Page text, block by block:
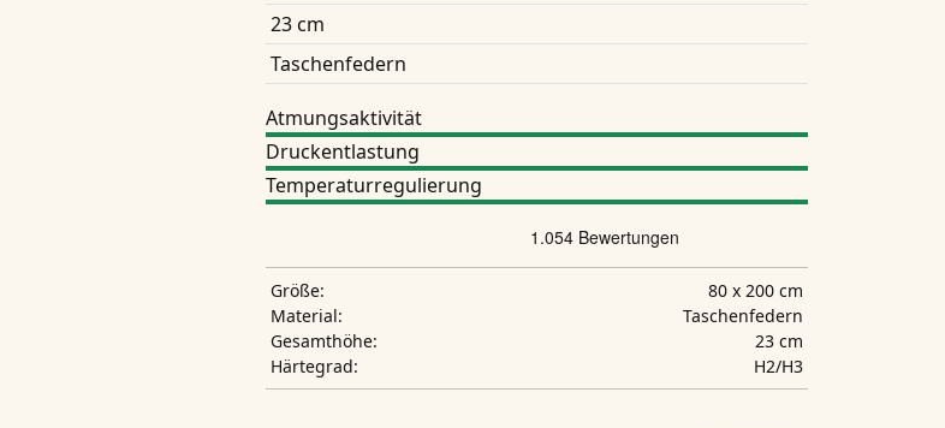
23 cm
Taschenfedern
Atmungsaktivität
Druckentlastung
Temperaturregulierung
Größe:
80 x 200 cm
Material:
Taschenfedern
Gesamthöhe:
23 cm
Härtegrad:
H2/H3